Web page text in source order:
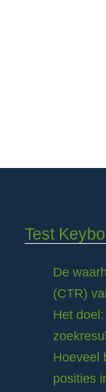
Test
De
(CTR)
Het
Hoeveel
posities